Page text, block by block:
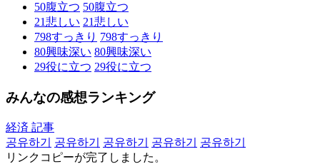
50腹立つ 50腹立つ
21悲しい 21悲しい
798すっきり 798すっきり
80興味深い 80興味深い
29役に立つ 29役に立つ
みんなの感想ランキング
経済 記事
공유하기
공유하기 공유하기 공유하기
공유하기
リンクコピーが完了しました。